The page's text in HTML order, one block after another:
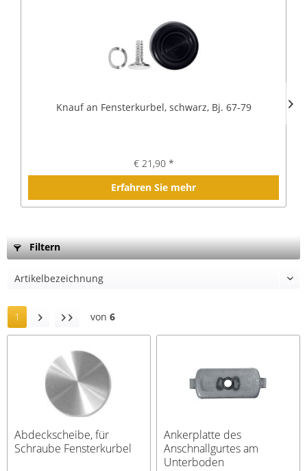
Knauf an Fensterkurbel, schwarz, Bj. 67-79
€ 21,90 *
Erfahren Sie mehr
Filtern
1 von 6
Abdeckscheibe, für
Schraube Fensterkurbel
Ankerplatte des
Anschnallgurtes am
Unterboden